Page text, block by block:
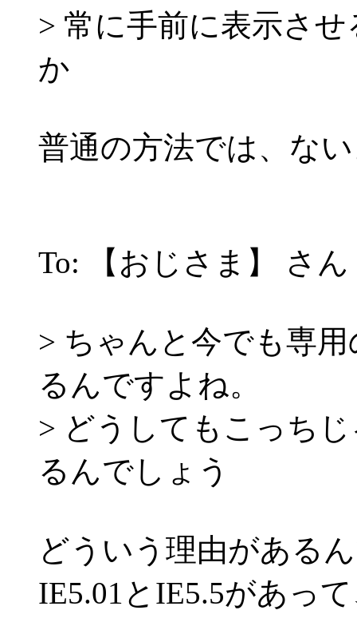
> 常に手前に表示さ
か
普通の方法では、な
To: 【おじさま】 さん
> ちゃんと今でも専
るんですよね。
> どうしてもこっち
るんでしょう
どういう理由がある
IE5.01とIE5.5があっ